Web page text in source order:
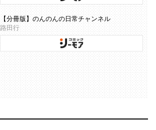
【分冊版】のんのんの日常チャンネル
路田行